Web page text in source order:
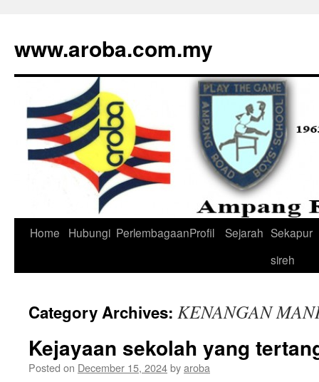
www.aroba.com.my
Skip
Home Hubungi PerlembagaanProfil Sejarah Sekapur
sireh
Category Archives: KENANGAN
Kejayaan sekolah yang
Posted on December 15, 2024byaroba